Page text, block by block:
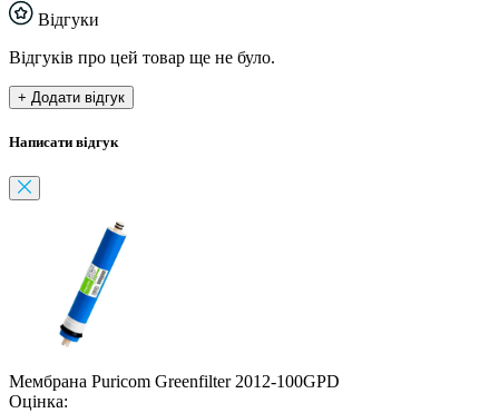
Відгуки
Відгуків про цей товар ще не було.
+ Додати відгук
Написати відгук
Мембрана Puricom Greenfilter 2012-100GPD
Оцінка: